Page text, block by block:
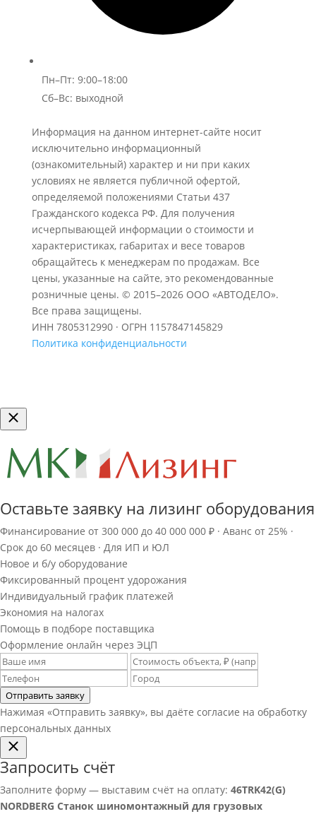
Пн–Пт: 9:00–18:00
Сб–Вс: выходной
Информация на данном интернет-сайте носит
исключительно информационный
(ознакомительный) характер и ни при каких
условиях не является публичной офертой,
определяемой положениями Статьи 437
Гражданского кодекса РФ. Для получения
исчерпывающей информации о стоимости и
характеристиках, габаритах и весе товаров
обращайтесь к менеджерам по продажам. Все
цены, указанные на сайте, это рекомендованные
розничные цены. © 2015–2026 ООО «АВТОДЕЛО».
Все права защищены.
ИНН 7805312990 · ОГРН 1157847145829
Политика конфиденциальности
Оставьте заявку на лизинг оборудования
Финансирование от 300 000 до 40 000 000 ₽ · Аванс от 25% ·
Срок до 60 месяцев · Для ИП и ЮЛ
Новое и б/у оборудование
Фиксированный процент удорожания
Индивидуальный график платежей
Экономия на налогах
Помощь в подборе поставщика
Оформление онлайн через ЭЦП
Отправить заявку
Нажимая «Отправить заявку», вы даёте согласие на обработку
персональных данных
Запросить счёт
Заполните форму — выставим счёт на оплату: 46TRK42(G)
NORDBERG Станок шиномонтажный для грузовых